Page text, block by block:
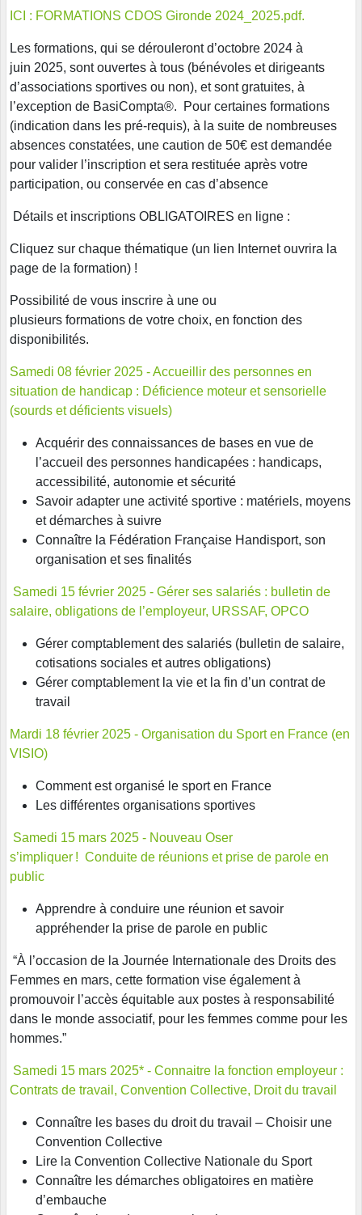
ICI : FORMATIONS CDOS Gironde 2024_2025.pdf.
Les formations, qui se dérouleront d’octobre 2024 à
juin 2025, sont ouvertes à tous (bénévoles et dirigeants
d’associations sportives ou non), et sont gratuites, à
l’exception de BasiCompta®. Pour certaines formations
(indication dans les pré-requis), à la suite de nombreuses
absences constatées, une caution de 50€ est demandée
pour valider l’inscription et sera restituée après votre
participation, ou conservée en cas d’absence
Détails et inscriptions OBLIGATOIRES en ligne :
Cliquez sur chaque thématique (un lien Internet ouvrira la
page de la formation) !
Possibilité de vous inscrire à une ou
plusieurs formations de votre choix, en fonction des
disponibilités.
Samedi 08 février 2025 - Accueillir des personnes en
situation de handicap : Déficience moteur et sensorielle
(sourds et déficients visuels)
Acquérir des connaissances de bases en vue de
l’accueil des personnes handicapées : handicaps,
accessibilité, autonomie et sécurité
Savoir adapter une activité sportive : matériels, moyens
et démarches à suivre
Connaître la Fédération Française Handisport, son
organisation et ses finalités
Samedi 15 février 2025 - Gérer ses salariés : bulletin de
salaire, obligations de l’employeur, URSSAF, OPCO
Gérer comptablement des salariés (bulletin de salaire,
cotisations sociales et autres obligations)
Gérer comptablement la vie et la fin d’un contrat de
travail
Mardi 18 février 2025 - Organisation du Sport en France (en
VISIO)
Comment est organisé le sport en France
Les différentes organisations sportives
Samedi 15 mars 2025 - Nouveau Oser
s’impliquer ! Conduite de réunions et prise de parole en
public
Apprendre à conduire une réunion et savoir
appréhender la prise de parole en public
“À l’occasion de la Journée Internationale des Droits des
Femmes en mars, cette formation vise également à
promouvoir l’accès équitable aux postes à responsabilité
dans le monde associatif, pour les femmes comme pour les
hommes.”
Samedi 15 mars 2025* - Connaitre la fonction employeur :
Contrats de travail, Convention Collective, Droit du travail
Connaître les bases du droit du travail – Choisir une
Convention Collective
Lire la Convention Collective Nationale du Sport
Connaître les démarches obligatoires en matière
d’embauche